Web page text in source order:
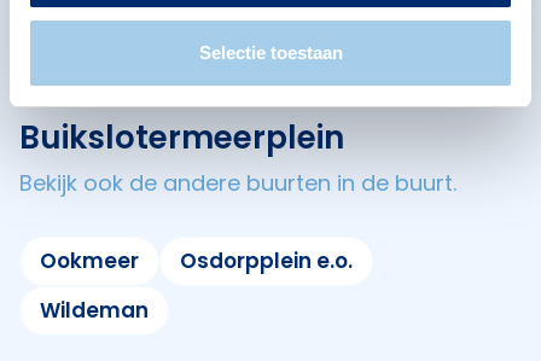
Selectie toestaan
Omliggende buurten in
Amsterdam
Buikslotermeerplein
Bekijk ook de andere buurten in de buurt.
Ookmeer
Osdorpplein e.o.
Wildeman